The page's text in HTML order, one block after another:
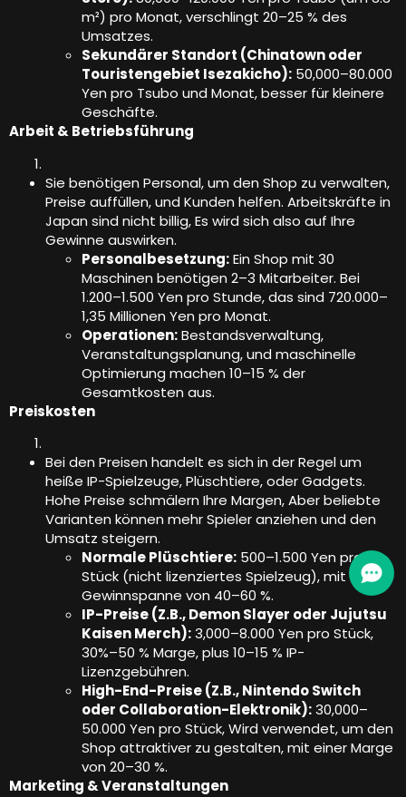
m²) pro Monat, verschlingt 20–25 % des
Umsatzes.
Sekundärer Standort (Chinatown oder
Touristengebiet Isezakicho): 50,000–80.000
Yen pro Tsubo und Monat, besser für kleinere
Geschäfte.
Arbeit & Betriebsführung
Sie benötigen Personal, um den Shop zu verwalten,
Preise auffüllen, und Kunden helfen. Arbeitskräfte in
Japan sind nicht billig, Es wird sich also auf Ihre
Gewinne auswirken.
Personalbesetzung:Ein Shop mit 30
Maschinen benötigen 2–3 Mitarbeiter. Bei
1.200–1.500 Yen pro Stunde, das sind 720.000–
1,35 Millionen Yen pro Monat.
Operationen:Bestandsverwaltung,
Veranstaltungsplanung, und maschinelle
Optimierung machen 10–15 % der
Gesamtkosten aus.
Preiskosten
Bei den Preisen handelt es sich in der Regel um
heiße IP-Spielzeuge, Plüschtiere, oder Gadgets.
Hohe Preise schmälern Ihre Margen, Aber beliebte
Varianten können mehr Spieler anziehen und den
Umsatz steigern.
Normale Plüschtiere: 500–1.500 Yen pro
Stück (nicht lizenziertes Spielzeug), mit einer
Gewinnspanne von 40–60 %.
IP-Preise (Z.B., Demon Slayer oder Jujutsu
Kaisen Merch):3,000–8.000 Yen pro Stück,
30%–50 % Marge, plus 10–15 % IP-
Lizenzgebühren.
High-End-Preise (Z.B., Nintendo Switch
oder Collaboration-Elektronik):30,000–
50.000 Yen pro Stück, Wird verwendet, um den
Shop attraktiver zu gestalten, mit einer Marge
von 20–30 %.
Marketing & Veranstaltungen